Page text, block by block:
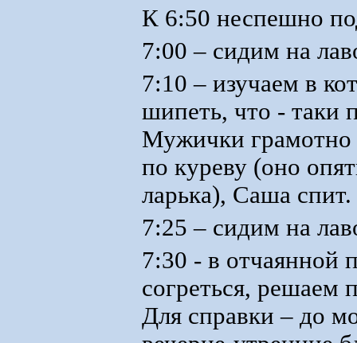
К 6:50 неспешно
7:00 – сидим на
7:10 – изучаем в
шипеть, что - таки
Мужички грамотно
по куреву (оно
ларька), Саша спит.
7:25 – сидим на
7:30 - в отчаянной
согреться, решаем
Для справки – до